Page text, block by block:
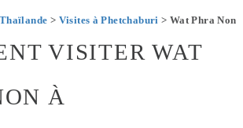
> Visites à Phetchaburi > Wat Phra Non
VISITER WAT
À